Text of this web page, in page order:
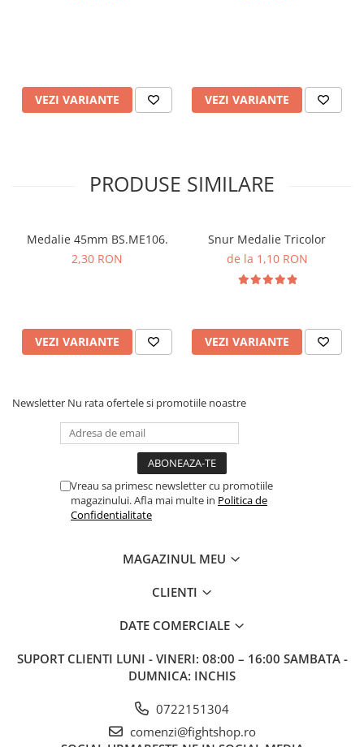
VEZI VARIANTE VEZI VARIANTE
PRODUSE SIMILARE
Medalie 45mm BS.ME106.
2,30 RON
VEZI VARIANTE
Snur Medalie Tricolor
de la 1,10 RON
VEZI VARIANTE
Newsletter Nu rata ofertele si promotiile noastre
Vreau sa primesc newsletter cu promotiile
magazinului. Afla mai multe in Politica de
Confidentialitate
MAGAZINUL MEU
CLIENTI
DATE COMERCIALE
SUPORT CLIENTI LUNI - VINERI: 08:00 – 16:00 SAMBATA -
DUMNICA: INCHIS
0722151304
comenzi@fightshop.ro